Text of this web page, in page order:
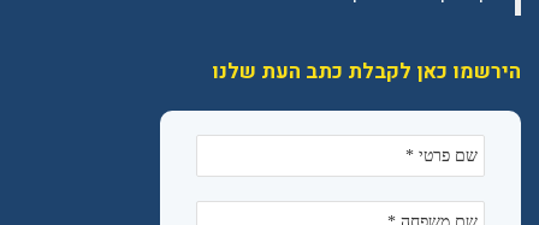
הירשמו כאן לקבלת כתב העת שלנו